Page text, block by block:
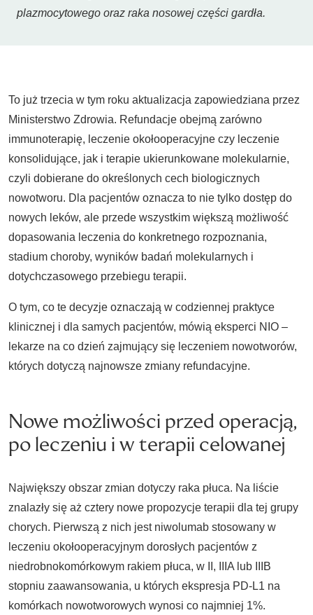
plazmocytowego oraz raka nosowej części gardła.
To już trzecia w tym roku aktualizacja zapowiedziana przez
Ministerstwo Zdrowia. Refundacje obejmą zarówno
immunoterapię, leczenie okołooperacyjne czy leczenie
konsolidujące, jak i terapie ukierunkowane molekularnie,
czyli dobierane do określonych cech biologicznych
nowotworu. Dla pacjentów oznacza to nie tylko dostęp do
nowych leków, ale przede wszystkim większą możliwość
dopasowania leczenia do konkretnego rozpoznania,
stadium choroby, wyników badań molekularnych i
dotychczasowego przebiegu terapii.
O tym, co te decyzje oznaczają w codziennej praktyce
klinicznej i dla samych pacjentów, mówią eksperci NIO –
lekarze na co dzień zajmujący się leczeniem nowotworów,
których dotyczą najnowsze zmiany refundacyjne.
Nowe możliwości przed operacją,
po leczeniu i w terapii celowanej
Największy obszar zmian dotyczy raka płuca. Na liście
znalazły się aż cztery nowe propozycje terapii dla tej grupy
chorych. Pierwszą z nich jest niwolumab stosowany w
leczeniu okołooperacyjnym dorosłych pacjentów z
niedrobnokomórkowym rakiem płuca, w II, IIIA lub IIIB
stopniu zaawansowania, u których ekspresja PD-L1 na
komórkach nowotworowych wynosi co najmniej 1%.